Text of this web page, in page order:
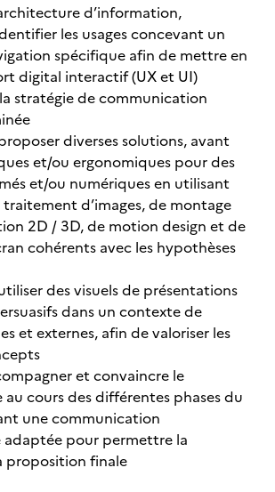
d’information,
les usages concevant un
spécifique afin de mettre en
digital interactif (UX et UI)
stratégie de communication
diverses solutions, avant
et/ou ergonomiques pour des
et/ou numériques en utilisant
d’images, de montage
2D / 3D, de motion design et de
cohérents avec les hypothèses
des visuels de présentations
dans un contexte de
et externes, afin de valoriser les
et convaincre le
cours des différentes phases du
une communication
adaptée pour permettre la
proposition finale